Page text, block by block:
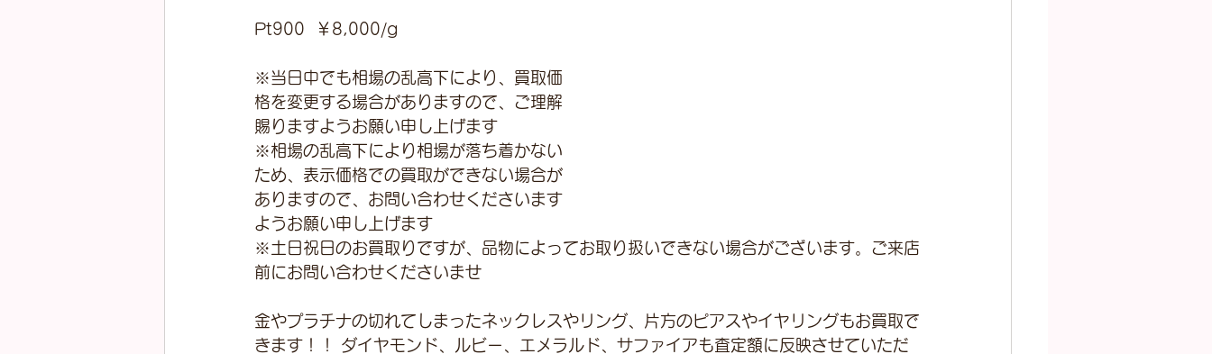
Pt900  ￥8,000/g
※当日中でも相場の乱高下により、買取価
格を変更する場合がありますので、ご理解
賜りますようお願い申し上げます
※相場の乱高下により相場が落ち着かない
ため、表示価格での買取ができない場合が
ありますので、お問い合わせくださいます
ようお願い申し上げます
※土日祝日のお買取りですが、品物によってお取り扱いできない場合がございます。ご来店
前にお問い合わせくださいませ
金やプラチナの切れてしまったネックレスやリング、片方のピアスやイヤリングもお買取で
きます！！ ダイヤモンド、ルビー、エメラルド、サファイアも査定額に反映させていただ